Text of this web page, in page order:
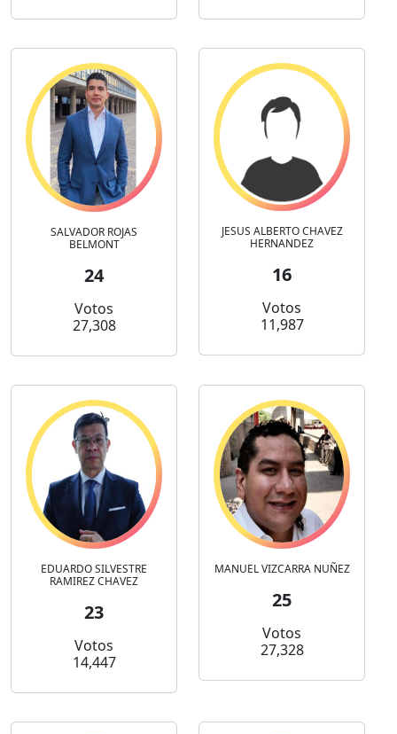
SALVADOR ROJAS
BELMONT
24
Votos
27,308
JESUS ALBERTO CHAVEZ
HERNANDEZ
16
Votos
11,987
EDUARDO SILVESTRE
RAMIREZ CHAVEZ
23
Votos
14,447
MANUEL VIZCARRA NUÑEZ
25
Votos
27,328